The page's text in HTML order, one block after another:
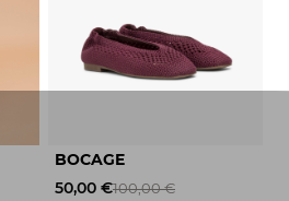
BOCAGE
50,00 €100,00 €